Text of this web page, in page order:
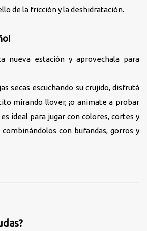
de la fricción y la deshidratación.
nueva estación y aprovechala para
secas escuchando su crujido, disfrutá
mirando llover, ¡o animate a probar
ideal para jugar con colores, cortes y
con bufandas, gorros y